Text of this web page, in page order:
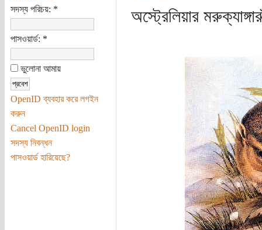
সদস্য পরিচয়: *
পাসওয়ার্ড: *
ভুলোনা আমায়
OpenID ব্যবহার করে লগইন
করুন
Cancel OpenID login
সদস্য নিবন্ধন
পাসওয়ার্ড হারিয়েছে?
অস্ট্রেলিয়ার